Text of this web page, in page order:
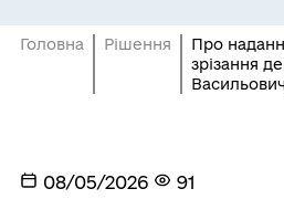
Головна Рішення
Про
зрізання
08/05/2026 91